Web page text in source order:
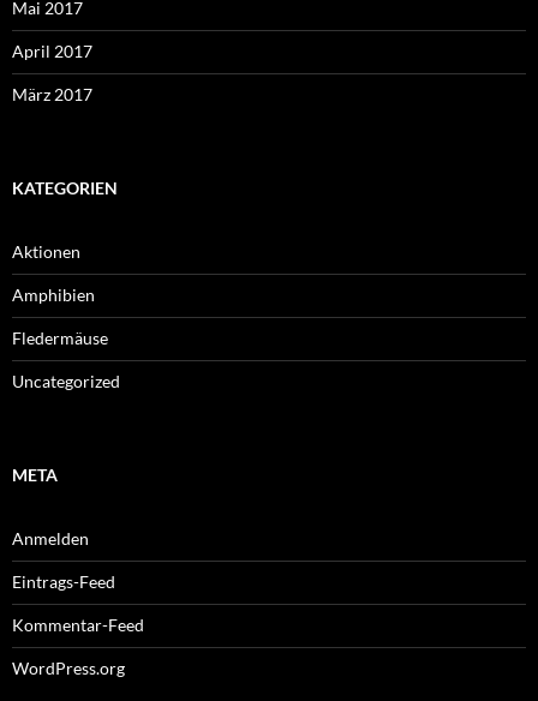
Mai 2017
April 2017
März 2017
KATEGORIEN
Aktionen
Amphibien
Fledermäuse
Uncategorized
META
Anmelden
Eintrags-Feed
Kommentar-Feed
WordPress.org